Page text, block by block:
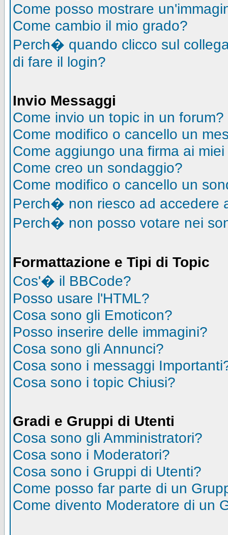
Come posso mostrare
Come cambio il mio grado?
Perch� quando clicco sul
di fare il login?
Invio Messaggi
Come invio un topic in un forum?
Come modifico o cancello un
Come aggiungo una firma ai
Come creo un sondaggio?
Come modifico o cancello un
Perch� non riesco ad accedere
Perch� non posso votare nei
Formattazione e Tipi di Topic
Cos'� il BBCode?
Posso usare l'HTML?
Cosa sono gli Emoticon?
Posso inserire delle immagini?
Cosa sono gli Annunci?
Cosa sono i messaggi
Cosa sono i topic Chiusi?
Gradi e Gruppi di Utenti
Cosa sono gli Amministratori?
Cosa sono i Moderatori?
Cosa sono i Gruppi di Utenti?
Come posso far parte di un
Come divento Moderatore di un